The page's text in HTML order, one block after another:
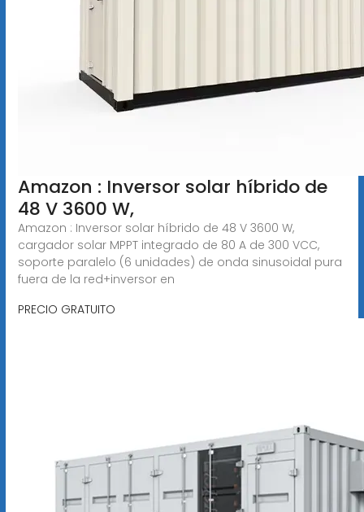
Amazon : Inversor solar híbrido de
48 V 3600 W,
Amazon : Inversor solar híbrido de 48 V 3600 W,
cargador solar MPPT integrado de 80 A de 300 VCC,
soporte paralelo (6 unidades) de onda sinusoidal pura
fuera de la red+inversor en
PRECIO GRATUITO